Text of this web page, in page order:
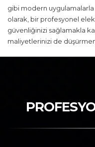
gibi modern
olarak, bir profesyonel
güvenliğinizi sağlamakla
maliyetlerinizi de